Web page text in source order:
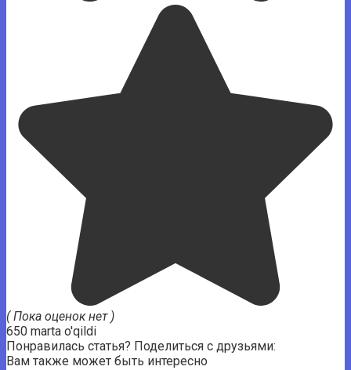
( Пока оценок нет )
650 marta o'qildi
Понравилась статья? Поделиться с друзьями:
Вам также может быть интересно